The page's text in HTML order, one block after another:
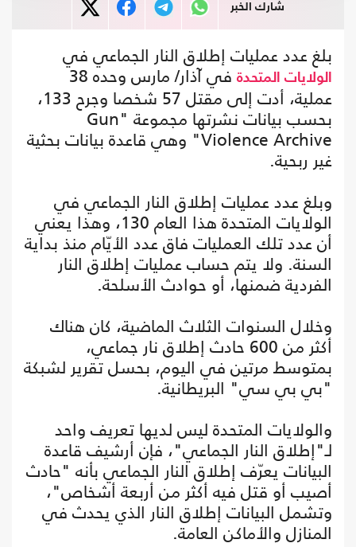
شارك الخبر
بلغ عدد عمليات إطلاق النار الجماعي في
الولايات المتحدة
في آذار/ مارس وحده 38
عملية، أدت إلى مقتل 57 شخصا وجرح 133،
بحسب بيانات نشرتها مجموعة "Gun
Violence Archive" وهي قاعدة بيانات بحثية
غير ربحية.
وبلغ عدد عمليات إطلاق النار الجماعي في
الولايات المتحدة هذا العام 130، وهذا يعني
أن عدد تلك العمليات فاق عدد الأيّام منذ بداية
السنة. ولا يتم حساب عمليات إطلاق النار
الفردية ضمنها، أو حوادث الأسلحة.
وخلال السنوات الثلاث الماضية، كان هناك
أكثر من 600 حادث إطلاق نار جماعي،
بمتوسط مرتين في اليوم، بحسل تقرير لشبكة
"بي بي سي" البريطانية.
والولايات المتحدة ليس لديها تعريف واحد
لـ"إطلاق النار الجماعي"، فإن أرشيف قاعدة
البيانات يعرّف إطلاق النار الجماعي بأنه "حادث
أصيب أو قتل فيه أكثر من أربعة أشخاص"،
وتشمل البيانات إطلاق النار الذي يحدث في
المنازل والأماكن العامة.